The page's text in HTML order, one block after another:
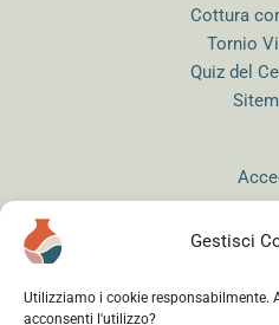
Gestisci
Utilizziamo i cookie responsabilmente.
acconsenti l'utilizzo?
Cottura
Tornio
Quiz del